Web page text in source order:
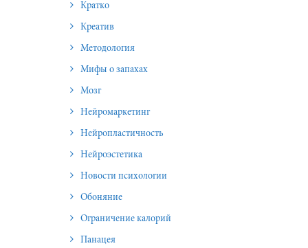
Кратко
Креатив
Методология
Мифы о запахах
Мозг
Нейромаркетинг
Нейропластичность
Нейроэстетика
Новости психологии
Обоняние
Ограничение калорий
Панацея